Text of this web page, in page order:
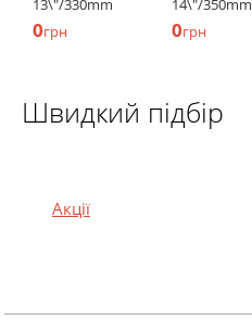
13\"/330mm
0грн
14\"/350mm
0грн
Швидкий підбір
Акції